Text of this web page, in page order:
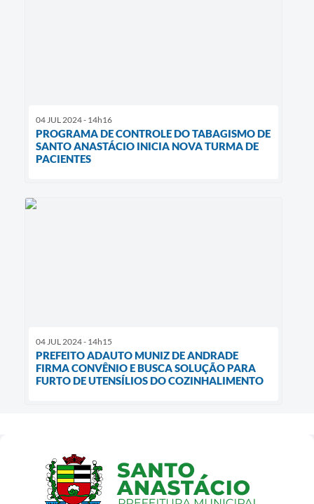
04 JUL 2024 - 14h16
PROGRAMA DE CONTROLE DO TABAGISMO DE
SANTO ANASTÁCIO INICIA NOVA TURMA DE
PACIENTES
04 JUL 2024 - 14h15
PREFEITO ADAUTO MUNIZ DE ANDRADE
FIRMA CONVÊNIO E BUSCA SOLUÇÃO PARA
FURTO DE UTENSÍLIOS DO COZINHALIMENTO